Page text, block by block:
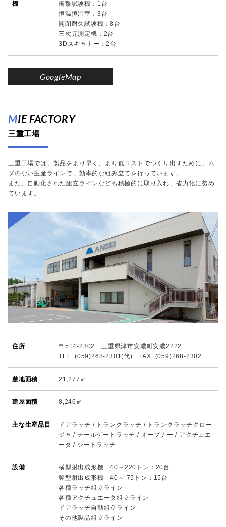
機
衝撃試験機：1台
恒温恒湿室：3台
開閉耐久試験機：8台
三次元測定機：2台
3Dスキャナー：2台
GoogleMap
MIE FACTORY
三重工場
三重工場では、製品をより早く、より低コストでつくり出すために、ム
ダのない生産ラインで、効率的な組み立てを行っています。
また、自動化された組立ラインなども積極的に取り入れ、省力化に努め
ています。
住所
〒514-2302 三重県津市安濃町安濃2222
TEL. (059)268-2301(代) FAX. (059)268-2302
敷地面積 21,277㎡
建屋面積 8,246㎡
主な生産品目
ドアラッチ / トランクラッチ / トランクラッチクロー
ジャ / テールゲートラッチ / オープナー / アクチュエ
ータ / シートラッチ
設備
横型射出成形機 40～220トン：20台
竪型射出成形機 40～ 75トン：15台
各種ラッチ組立ライン
各種アクチュエータ組立ライン
ドアラッチ自動組立ライン
その他製品組立ライン